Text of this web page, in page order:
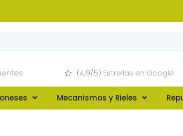
(4,9/5) Estrellas en Google
Mecanismos y Rieles